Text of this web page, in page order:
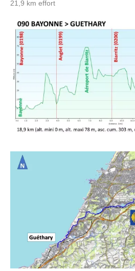
21,9 km effort